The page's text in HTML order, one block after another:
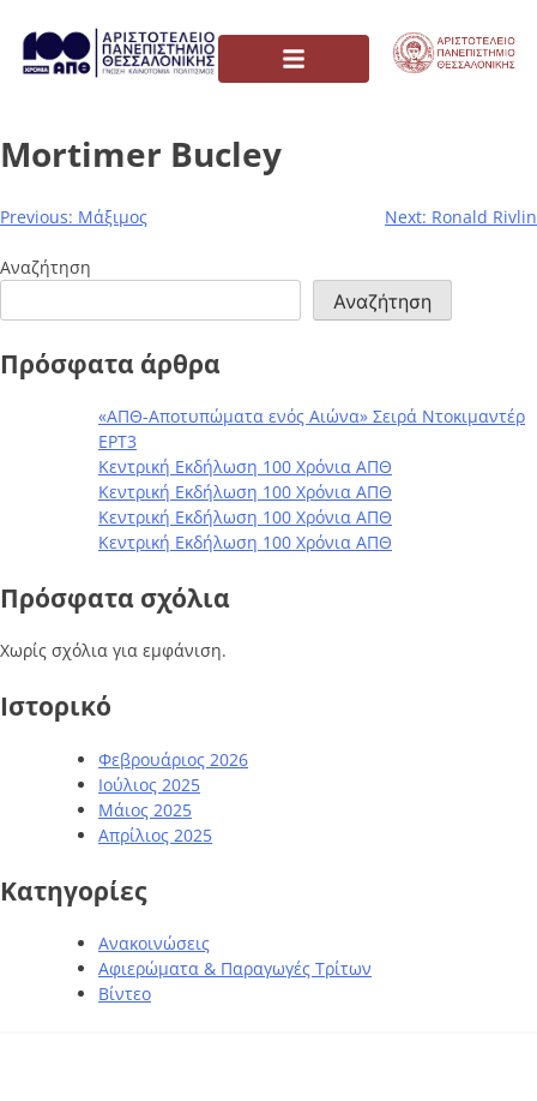
Mortimer Bucley
Previous: Μάξιμος Next: Ronald Rivlin
Αναζήτηση
Αναζήτηση
Πρόσφατα άρθρα
«ΑΠΘ-Αποτυπώματα ενός Αιώνα» Σειρά Ντοκιμαντέρ
ΕΡΤ3
Κεντρική Εκδήλωση 100 Χρόνια ΑΠΘ
Κεντρική Εκδήλωση 100 Χρόνια ΑΠΘ
Κεντρική Εκδήλωση 100 Χρόνια ΑΠΘ
Κεντρική Εκδήλωση 100 Χρόνια ΑΠΘ
Πρόσφατα σχόλια
Χωρίς σχόλια για εμφάνιση.
Ιστορικό
Φεβρουάριος 2026
Ιούλιος 2025
Μάιος 2025
Απρίλιος 2025
Kατηγορίες
Ανακοινώσεις
Αφιερώματα & Παραγωγές Τρίτων
Βίντεο